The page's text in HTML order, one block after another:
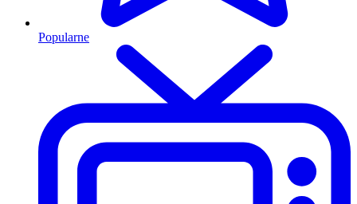
Popularne